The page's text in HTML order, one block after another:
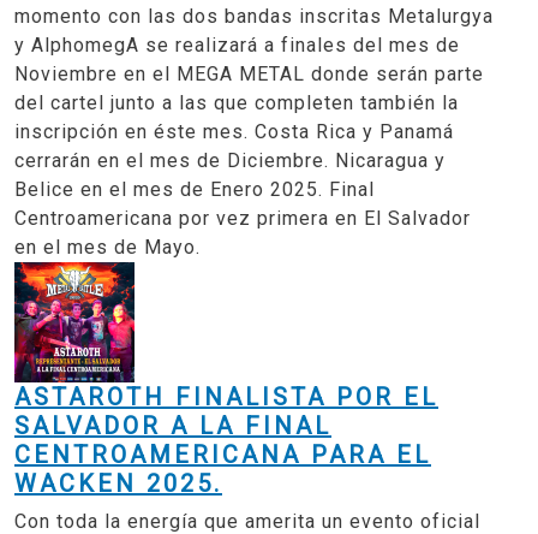
momento con las dos bandas inscritas Metalurgya
y AlphomegA se realizará a finales del mes de
Noviembre en el MEGA METAL donde serán parte
del cartel junto a las que completen también la
inscripción en éste mes. Costa Rica y Panamá
cerrarán en el mes de Diciembre. Nicaragua y
Belice en el mes de Enero 2025. Final
Centroamericana por vez primera en El Salvador
en el mes de Mayo.
ASTAROTH FINALISTA POR EL
SALVADOR A LA FINAL
CENTROAMERICANA PARA EL
WACKEN 2025.
Con toda la energía que amerita un evento oficial